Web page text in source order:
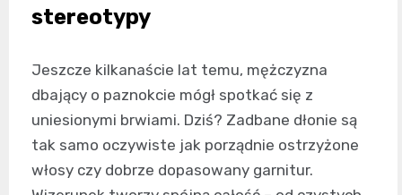
stereotypy
Jeszcze kilkanaście lat temu, mężczyzna
dbający o paznokcie mógł spotkać się z
uniesionymi brwiami. Dziś? Zadbane dłonie są
tak samo oczywiste jak porządnie ostrzyżone
włosy czy dobrze dopasowany garnitur.